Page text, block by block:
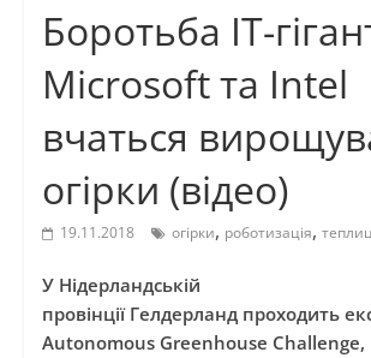
Боротьба IT-
Microsoft та Intel
вчаться
огірки (відео)
19.11.2018 огірки, роботизація,
У Нідерландській
провінції Гелдерландпроходить
Autonomous Greenhouse